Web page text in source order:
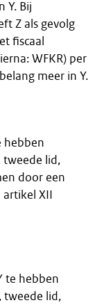
Y. Bij
Z als gevolg
fiscaal
WFKR) per
meer in Y.
hebben
tweede lid,
door een
XII
te hebben
tweede lid,